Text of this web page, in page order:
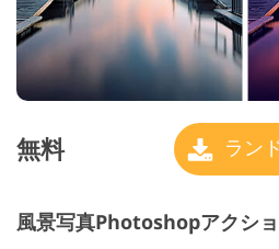
無料 ラン
風景写真Photoshopアクシ